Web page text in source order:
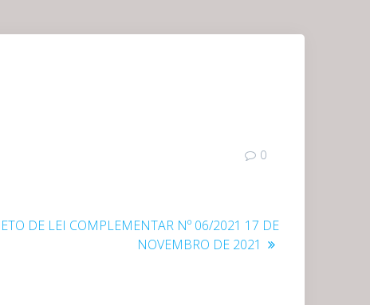
0
DE LEI COMPLEMENTAR Nº 06/2021 17 DE
NOVEMBRO DE 2021